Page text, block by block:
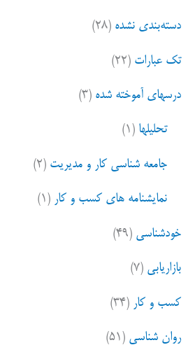
دسته‌بندی نشده (۲۸)
تک عبارات (۲۲)
درسهای آموخته شده (۳)
تحلیلها (۱)
جامعه شناسی کار و مدیریت (۲)
نمایشنامه های کسب و کار (۱)
خودشناسی (۴۹)
بازاریابی (۷)
کسب و کار (۳۴)
روان شناسی (۵۱)